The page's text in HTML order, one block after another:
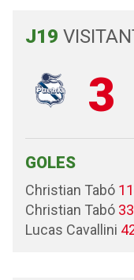
J19
3
GOLES
Christian Tabó
Christian Tabó
Lucas Cavallini